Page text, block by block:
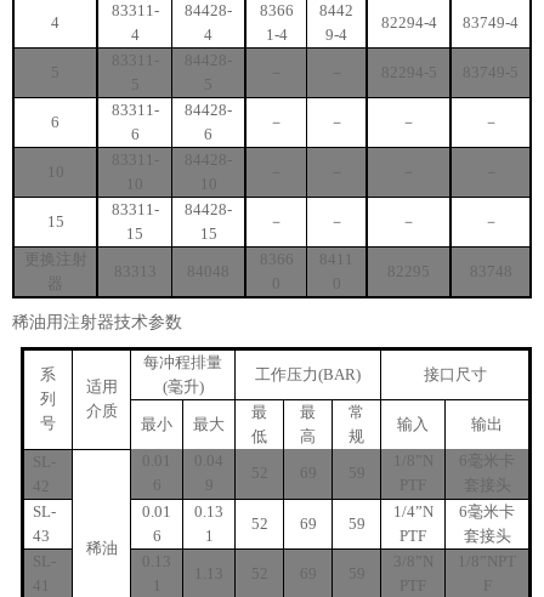
4
83311-
4
84428-
4
8366
1-4
8442
9-4
82294-4 83749-4
5
83311 -
5
84428-
5
82294-5 83749-5
6
83311-
6
84428-
6
－ － － －
10
83311 -
10
84428-
10
15
83311-
15
84428-
15
－ － － －
更换注射
器
83313 84048
8366
0
8411
0
82295 83748
稀油用注射器技术参数
系
列
号
适用
介质
每冲程排量
(毫升)
工作压力(BAR) 接口尺寸
最小 最大
最
低
最
高
常
规
输入 输出
SL-
42
稀油
0.01
6
0.04
9
52 69 59
1/8” N
6
套接头
SL-
43
0.01
6
0.13
1
52 69 59
1/4”N
PTF
6毫米卡
套接头
SL-
41
0.13
1
1.13 52 69 59
3/8” N
1/8” NPT